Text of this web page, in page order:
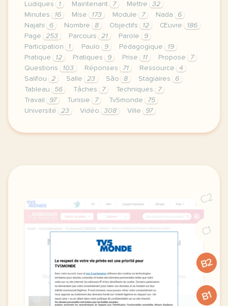
Ludiques
1 Maintenant 7 Mettre
32
Minutes
16 Mise 173 Module 7 Nada
6
Najahi
6 Nombre 8 Objectifs 12 Œuvre
186
Page
253 Parcours 21 Parole
9
Participation
1 Paulo 9 Pédagogique
19
Pratique
12 Pratiques 9 Prise 11 Propose
7
Questions
103 Réponses 71 Ressource
4
Salifou
2 Salle 23 São 8 Stagiaires
6
Tableau
56 Tâches 7 Techniques
7
Travail
97 Tunisie 7 Tv5monde
75
Université
23 Vidéo 308 Ville 97
le respect de votre vie privee est une priorite
C2
C1
B2
B1